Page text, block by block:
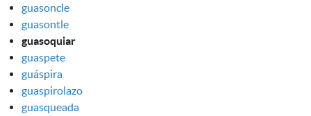
guasoncle
guasontle
guasoquiar
guaspete
guáspira
guaspirolazo
guasqueada